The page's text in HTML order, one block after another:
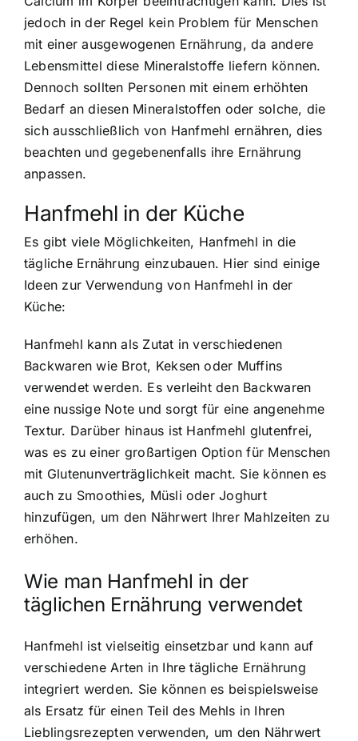
jedoch in der Regel kein Problem für Menschen
mit einer ausgewogenen Ernährung, da andere
Lebensmittel diese Mineralstoffe liefern können.
Dennoch sollten Personen mit einem erhöhten
Bedarf an diesen Mineralstoffen oder solche, die
sich ausschließlich von Hanfmehl ernähren, dies
beachten und gegebenenfalls ihre Ernährung
anpassen.
Hanfmehl in der Küche
Es gibt viele Möglichkeiten, Hanfmehl in die
tägliche Ernährung einzubauen. Hier sind einige
Ideen zur Verwendung von Hanfmehl in der
Küche:
Hanfmehl kann als Zutat in verschiedenen
Backwaren wie Brot, Keksen oder Muffins
verwendet werden. Es verleiht den Backwaren
eine nussige Note und sorgt für eine angenehme
Textur. Darüber hinaus ist Hanfmehl glutenfrei,
was es zu einer großartigen Option für Menschen
mit Glutenunverträglichkeit macht. Sie können es
auch zu Smoothies, Müsli oder Joghurt
hinzufügen, um den Nährwert Ihrer Mahlzeiten zu
erhöhen.
Wie man Hanfmehl in der
täglichen Ernährung verwendet
Hanfmehl ist vielseitig einsetzbar und kann auf
verschiedene Arten in Ihre tägliche Ernährung
integriert werden. Sie können es beispielsweise
als Ersatz für einen Teil des Mehls in Ihren
Lieblingsrezepten verwenden, um den Nährwert